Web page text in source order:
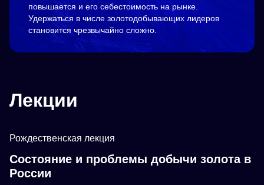
повышается и его себестоимость на рынке.
Удержаться в числе золотодобывающих лидеров
становится чрезвычайно сложно.
Лекции
Рождественская лекция
Состояние и проблемы добычи золота в
России